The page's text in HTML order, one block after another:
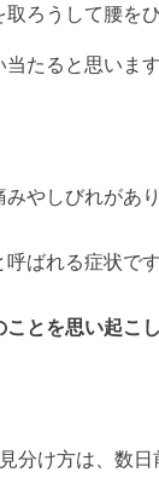
ろうして腰を
たると思います
やしびれがあり
ばれる症状です
とを思い起こし
分け方は、数日